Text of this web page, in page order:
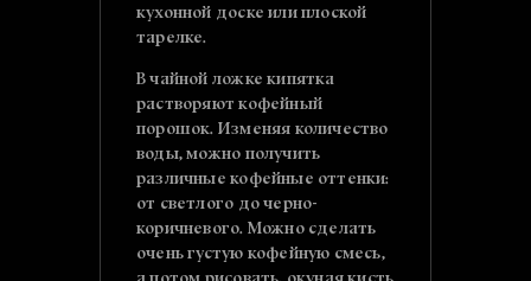
кухонной доске или плоской
тарелке.
В чайной ложке кипятка
растворяют кофейный
порошок. Изменяя количество
воды, можно получить
различные кофейные оттенки:
от светлого до черно-
коричневого. Можно сделать
очень густую кофейную смесь,